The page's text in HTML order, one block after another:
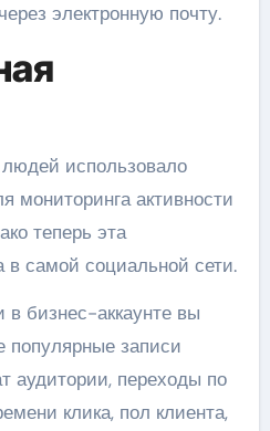
электронную почту.
использовало
мониторинга активности
теперь эта
самой социальной сети.
бизнес-аккаунте вы
популярные записи
аудитории, переходы по
клика, пол клиента,